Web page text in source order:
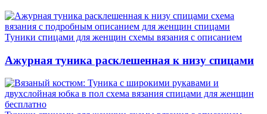
Туники спицами для женщин схемы вязания с описанием
Ажурная туника расклешенная к низу спицами